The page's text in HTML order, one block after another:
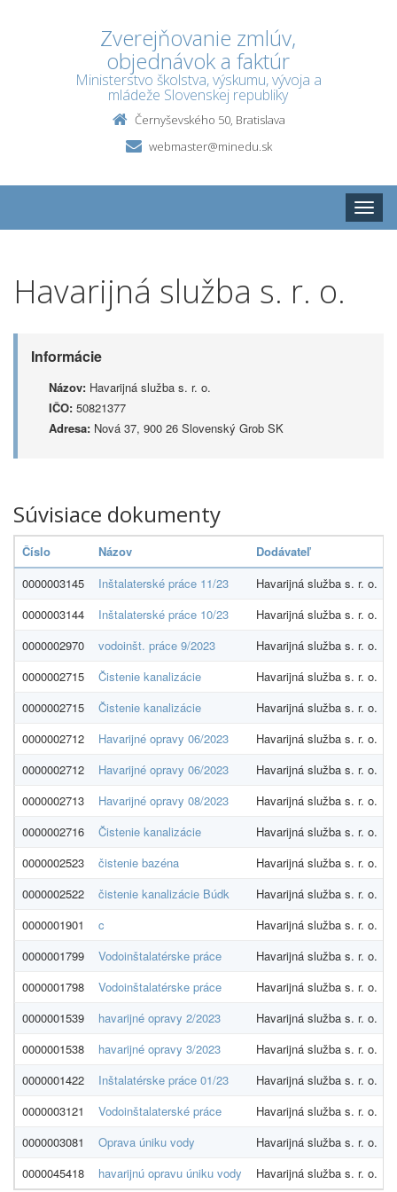
Zverejňovanie zmlúv,
objednávok a faktúr
Ministerstvo školstva, výskumu, vývoja a
mládeže Slovenskej republiky
Černyševského 50, Bratislava
webmaster@minedu.sk
Toggle
Havarijná služba s. r. o.
Informácie
Názov: Havarijná služba s. r. o.
IČO: 50821377
Adresa: Nová 37, 900 26 Slovenský Grob SK
Súvisiace dokumenty
Číslo Názov Dodávateľ
0000003145
Inštalaterské práce 11/23
Havarijná služba s. r. o.
0000003144
Inštalaterské práce 10/23
Havarijná služba s. r. o.
0000002970
vodoinšt. práce 9/2023
Havarijná služba s. r. o.
0000002715
Čistenie kanalizácie
Havarijná služba s. r. o.
0000002715
Čistenie kanalizácie
Havarijná služba s. r. o.
0000002712
Havarijné opravy 06/2023
Havarijná služba s. r. o.
0000002712
Havarijné opravy 06/2023
Havarijná služba s. r. o.
0000002713
Havarijné opravy 08/2023
Havarijná služba s. r. o.
0000002716
Čistenie kanalizácie
Havarijná služba s. r. o.
0000002523
čistenie bazéna
Havarijná služba s. r. o.
0000002522
čistenie kanalizácie Búdk
Havarijná služba s. r. o.
0000001901
c
Havarijná služba s. r. o.
0000001799
Vodoinštalatérske práce
Havarijná služba s. r. o.
0000001798
Vodoinštalatérske práce
Havarijná služba s. r. o.
0000001539
havarijné opravy 2/2023
Havarijná služba s. r. o.
0000001538
havarijné opravy 3/2023
Havarijná služba s. r. o.
0000001422
Inštalatérske práce 01/23
Havarijná služba s. r. o.
0000003121
Vodoinštalaterské práce
Havarijná služba s. r. o.
0000003081
Oprava úniku vody
Havarijná služba s. r. o.
0000045418
havarijnú opravu úniku vody Havarijná služba s. r. o.